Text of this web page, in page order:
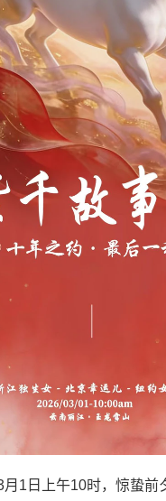
月1日上午10时，惊蛰前